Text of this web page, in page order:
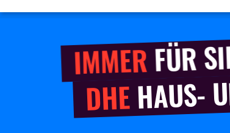
IMMERFÜR
DHEHAUS-